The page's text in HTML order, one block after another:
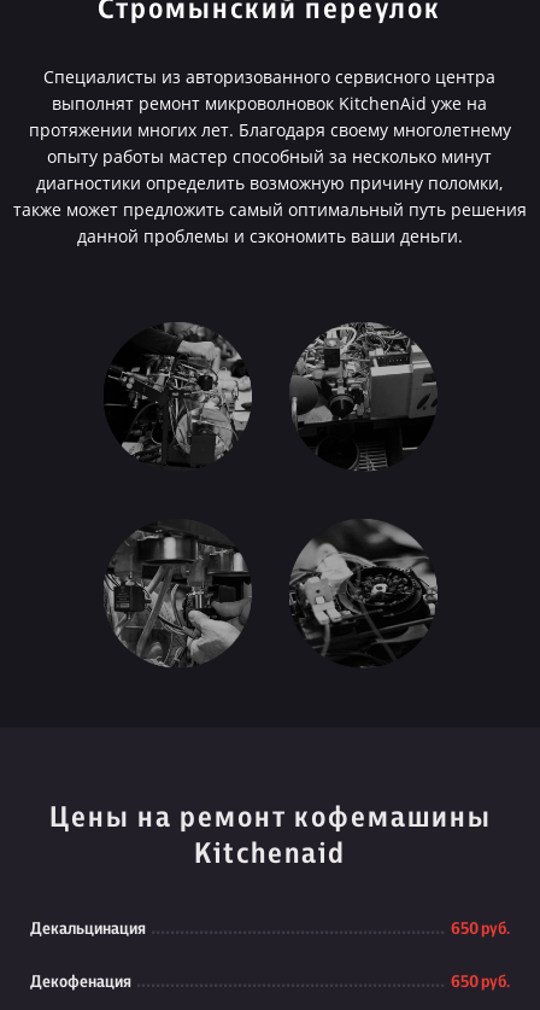
Стромынский переулок
Специалисты из авторизованного сервисного центра
выполнят ремонт микроволновок KitchenAid уже на
протяжении многих лет. Благодаря своему многолетнему
опыту работы мастер способный за несколько минут
диагностики определить возможную причину поломки,
также может предложить самый оптимальный путь решения
данной проблемы и сэкономить ваши деньги.
Цены на ремонт кофемашины
Kitchenaid
Декальцинация 650 руб.
Декофенация 650 руб.